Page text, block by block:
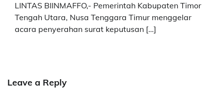
LINTAS BIINMAFFO,- Pemerintah Kabupaten Timor
Tengah Utara, Nusa Tenggara Timur menggelar
acara penyerahan surat keputusan […]
Leave a Reply